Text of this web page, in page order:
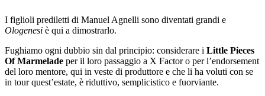
I figlioli prediletti di Manuel Agnelli sono diventati grandi e
Ologenesi è qui a dimostrarlo.
Fughiamo ogni dubbio sin dal principio: considerare i Little Pieces
Of Marmelade per il loro passaggio a X Factor o per l’endorsement
del loro mentore, qui in veste di produttore e che li ha voluti con se
in tour quest’estate, è riduttivo, semplicistico e fuorviante.